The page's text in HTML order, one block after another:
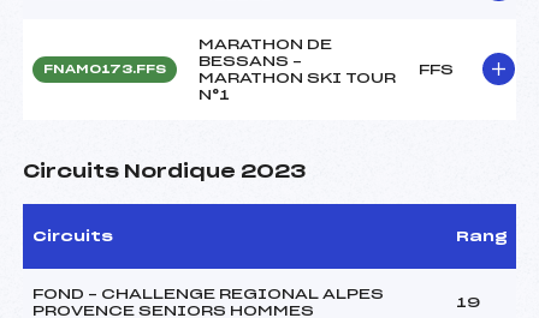
FNAM0173.FFS
MARATHON DE
BESSANS –
MARATHON SKI TOUR
N°1
FFS
Circuits Nordique 2023
Circuits Rang
FOND – CHALLENGE REGIONAL ALPES
PROVENCE SENIORS HOMMES
19